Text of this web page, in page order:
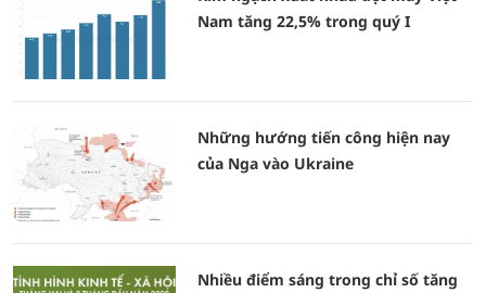
Nam tăng 22,5% trong quý I
Những hướng tiến công hiện nay
của Nga vào Ukraine
Nhiều điểm sáng trong chỉ số tăng